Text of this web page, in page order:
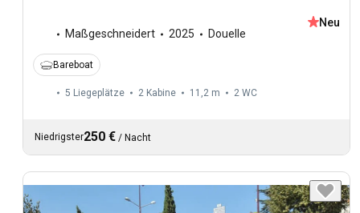
Maßgeschneidert 2025 Douelle
Neu
Bareboat
5 Liegeplätze 2 Kabine 11,2 m 2 WC
Niedrigster250 € / Nacht